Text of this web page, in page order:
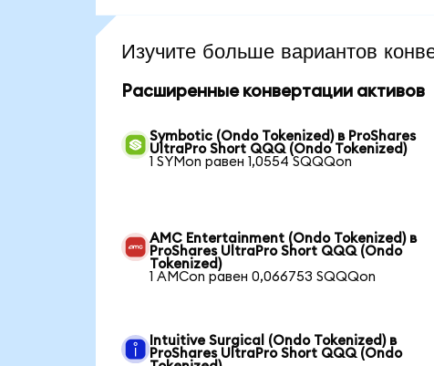
Изучите больше вариантов
Расширенные конвертации активов
Symbotic (Ondo Tokenized) в ProShares
UltraPro Short QQQ (Ondo Tokenized)
1 SYMon равен 1,0554 SQQQon
AMC Entertainment (Ondo Tokenized) в
ProShares UltraPro Short QQQ (Ondo
Tokenized)
1 AMCon равен 0,066753 SQQQon
Intuitive Surgical (Ondo Tokenized) в
ProShares UltraPro Short QQQ (Ondo